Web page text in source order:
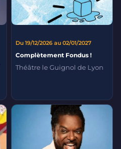
Du 19/12/2026 au 02/01/2027
Complètement Fondus !
Théâtre le Guignol de Lyon